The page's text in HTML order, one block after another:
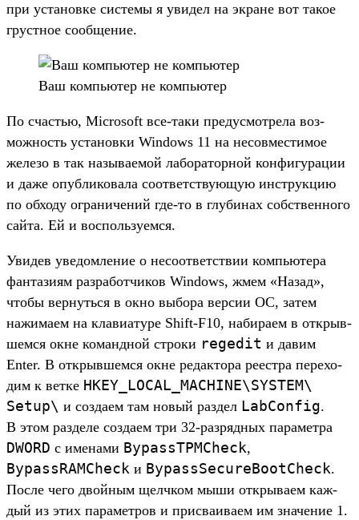
при уста­нов­ке сис­темы я уви­дел на экра­не вот такое
грус­тное сооб­щение.
Ваш компь­ютер не компь­ютер
По счастью, Microsoft все‑таки пре­дус­мотре­ла воз­
можность уста­нов­ки Windows 11 на несов­мести­мое
железо в так называ­емой лабора­тор­ной кон­фигура­ции
и даже опуб­ликова­ла соот­ветс­тву­ющую инс­трук­цию
по обхо­ду огра­ниче­ний где‑то в глу­бинах собс­твен­ного
сай­та. Ей и вос­поль­зуем­ся.
Уви­дев уве­дом­ление о несо­ответс­твии компь­юте­ра
фан­тази­ям раз­работ­чиков Windows, жмем «Назад»,
что­бы вер­нуть­ся в окно выбора вер­сии ОС, затем
нажима­ем на кла­виату­ре Shift-F10, набира­ем в открыв­
шемся окне коман­дной стро­ки regedit и давим
Enter. В открыв­шемся окне редак­тора реес­тра перехо­
дим к вет­ке HKEY_LOCAL_MACHINE\SYSTEM\
Setup\ и соз­даем там новый раз­дел LabConfig.
В этом раз­деле соз­даем три 32-раз­рядных парамет­ра
DWORD с име­нами BypassTPMCheck,
BypassRAMCheck и BypassSecureBootCheck.
Пос­ле чего двой­ным щел­чком мыши откры­ваем каж­
дый из этих парамет­ров и прис­ваиваем им зна­чение 1.